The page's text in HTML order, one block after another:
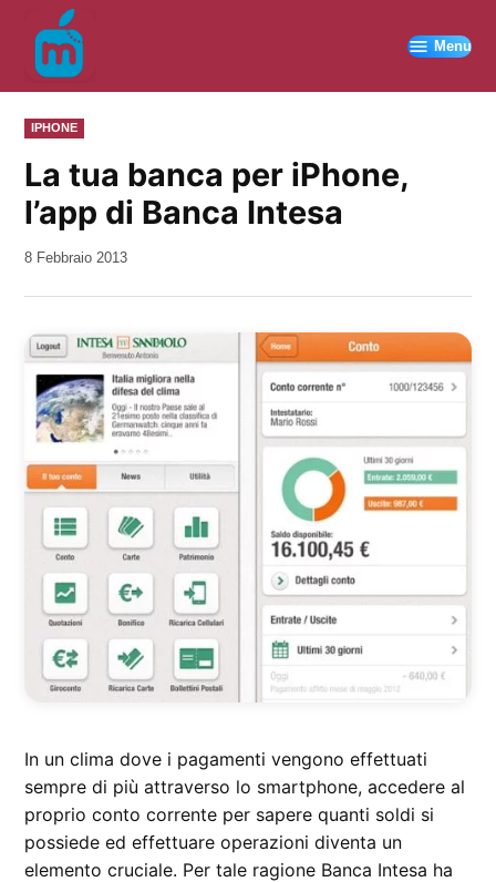
contenuto
Menu
PUBBLICATO
IN
IPHONE
La tua banca per iPhone,
l’app di Banca Intesa
da
8 Febbraio 2013
In un clima dove i pagamenti vengono effettuati
sempre di più attraverso lo smartphone, accedere al
proprio conto corrente per sapere quanti soldi si
possiede ed effettuare operazioni diventa un
elemento cruciale. Per tale ragione Banca Intesa ha